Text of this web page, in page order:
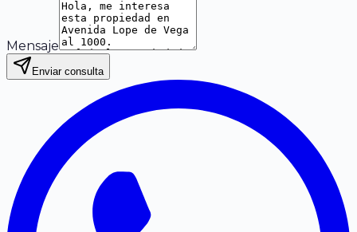
Mensaje
Enviar consulta